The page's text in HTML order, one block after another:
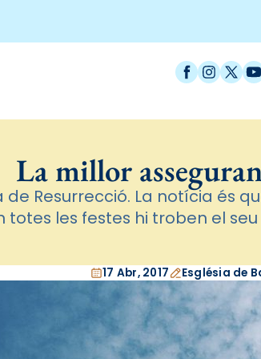
Facebook
X /
La millor
de Resurrecció. La notícia és
totes les festes hi troben el
17 Abr, 2017 Església de